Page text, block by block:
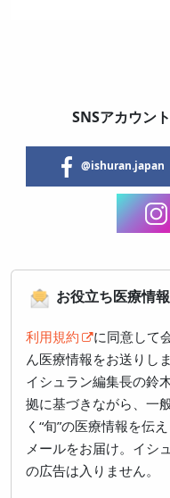
SNSアカウン
@ishuran.japan
お役立ち医療情
利用規約
に同意して
ん医療情報をお送りしま
イシュラン編集長の鈴
拠に基づきながら、一
く“旬”の医療情報を伝
メールをお届け。イシ
の広告は入りません。